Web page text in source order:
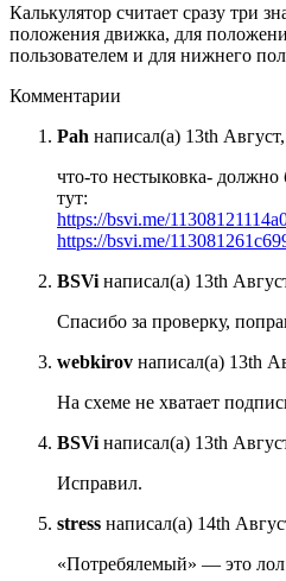
Калькулятор считает сразу три
положения движка, для
пользователем и для нижнего
Комментарии
Pah написал(а) 13th
что-то нестыковка-
тут:
https://bsvi.me/
https://bsvi.me/
BSVi написал(а) 13th
Спасибо за проверку,
webkirov написал(а) 13th
На схеме не хватает
BSVi написал(а) 13th
Исправил.
stress написал(а) 14th
«Потребялемый» — это